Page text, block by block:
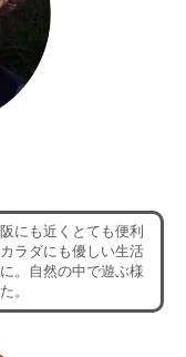
にも近くとても便利
ラダにも優しい生活
。自然の中で遊ぶ様
。